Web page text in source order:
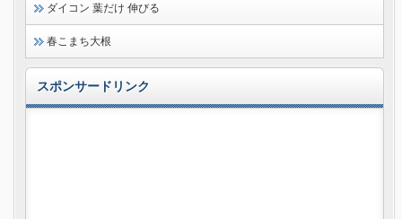
ダイコン 葉だけ 伸びる
春こまち大根
スポンサードリンク